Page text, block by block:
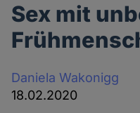
Sex mit
Daniela Wakonigg
18.02.2020